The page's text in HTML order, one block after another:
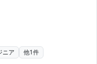
ニア 他1件